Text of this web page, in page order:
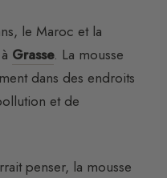
le Maroc et la
Grasse. La mousse
dans des endroits
et de
penser, la mousse